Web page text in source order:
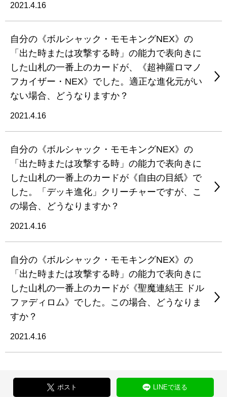
2021.4.16
自分の《ボルシャック・モモキングNEX》の
「出た時または攻撃する時」の能力で表向きに
した山札の一番上のカードが、《超神羅ロマノ
フカイザー・NEX》でした。適正な進化元がい
ない場合、どうなりますか？
2021.4.16
自分の《ボルシャック・モモキングNEX》の
「出た時または攻撃する時」の能力で表向きに
した山札の一番上のカードが《自由の目紙》で
した。「デッキ進化」クリーチャーですが、こ
の場合、どうなりますか？
2021.4.16
自分の《ボルシャック・モモキングNEX》の
「出た時または攻撃する時」の能力で表向きに
した山札の一番上のカードが《聖魔連結王 ドル
ファディロム》でした。この場合、どうなりま
すか？
2021.4.16
ポスト LINEで送る